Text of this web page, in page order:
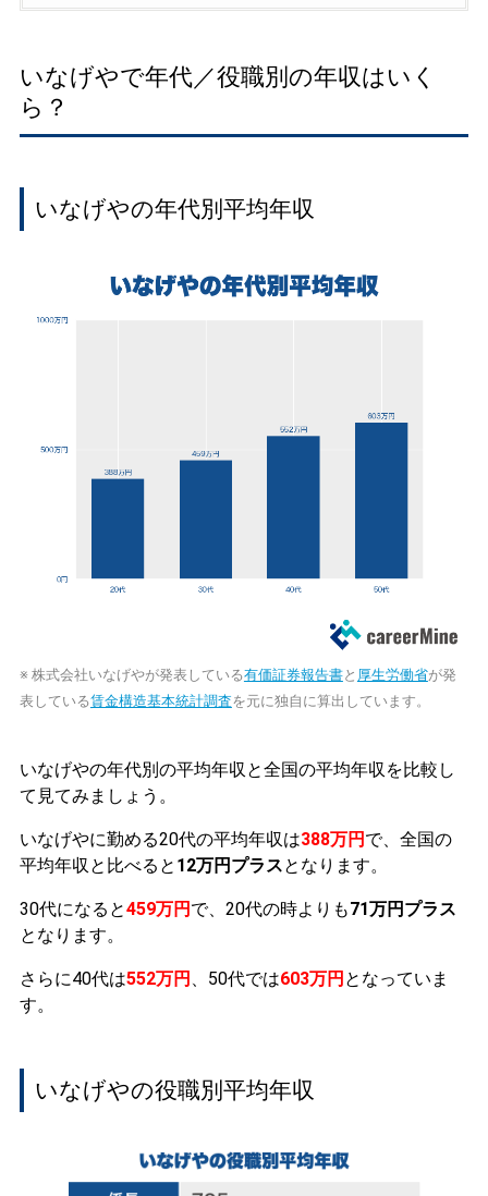
いなげやで年代／役職別の年収はいく
ら？
いなげやの年代別平均年収
※ 株式会社いなげやが発表している有価証券報告書と 厚生労働省が発
表している賃金構造基本統計調査を元に独自に算出しています。
いなげやの年代別の平均年収と全国の平均年収を比較し
て見てみましょう。
いなげやに勤める20代の平均年収は388万円 で、全国の
平均年収と比べると 12万円プラスとなります。
30代になると459万円 で、20代の時よりも71万円プラス
となります。
さらに40代は552万円 、50代では603万円 となっていま
す。
いなげやの役職別平均年収